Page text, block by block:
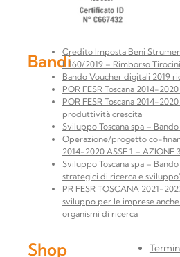
BandiCredito Imposta Beni
L.160/2019 – Rimborso
Bando Voucher digitali 2019
POR FESR Toscana 2014-
POR FESR Toscana 2014-
produttività crescita
Sviluppo Toscana spa –
Operazione/progetto co-
2014-2020 ASSE 1 – AZIONE
Sviluppo Toscana spa –
strategici di ricerca e
PR FESR TOSCANA 2021-
sviluppo per le imprese
organismi di ricerca
Shop